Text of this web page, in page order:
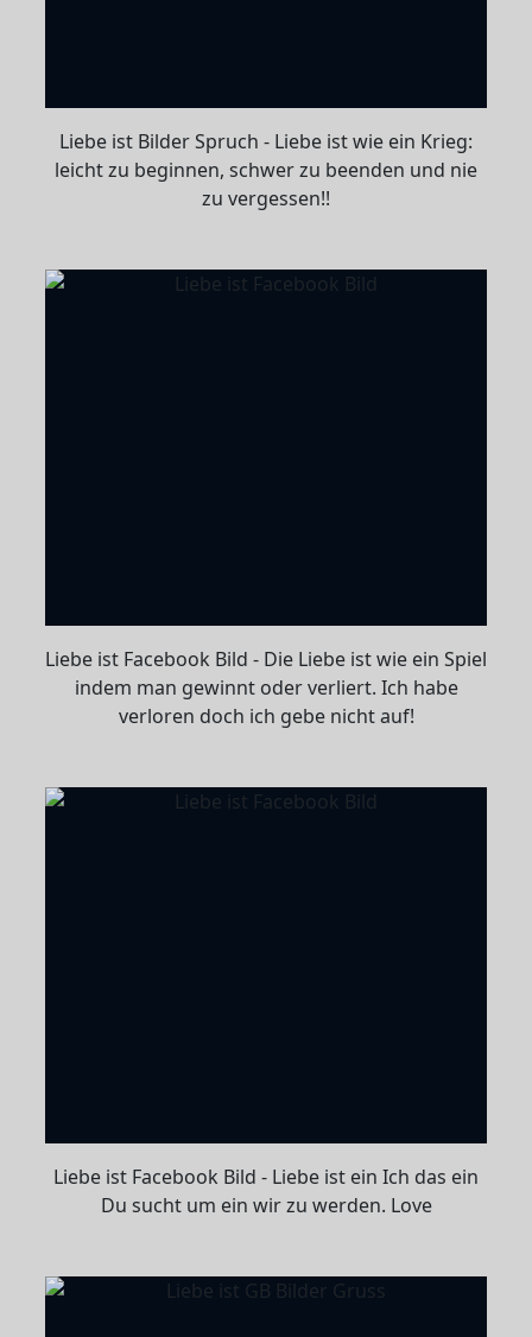
Liebe ist Bilder Spruch - Liebe ist wie ein Krieg:
leicht zu beginnen, schwer zu beenden und nie
zu vergessen!!
Liebe ist Facebook Bild - Die Liebe ist wie ein Spiel
indem man gewinnt oder verliert. Ich habe
verloren doch ich gebe nicht auf!
Liebe ist Facebook Bild - Liebe ist ein Ich das ein
Du sucht um ein wir zu werden. Love